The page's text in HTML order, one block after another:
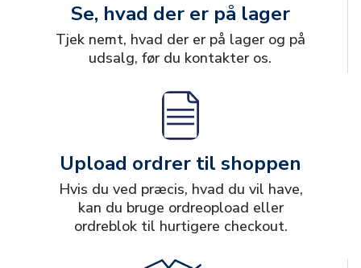
Se, hvad der er på lager
Tjek nemt, hvad der er på lager og på
udsalg, før du kontakter os.
Upload ordrer til shoppen
Hvis du ved præcis, hvad du vil have,
kan du bruge ordreopload eller
ordreblok til hurtigere checkout.